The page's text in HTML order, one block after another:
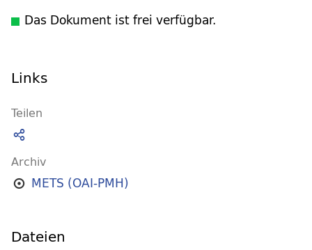
Das Dokument ist frei verfügbar.
Links
Teilen
Archiv
METS (OAI-PMH)
Dateien